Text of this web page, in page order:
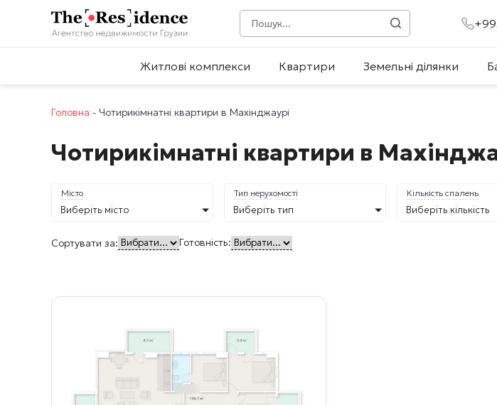
Житлові комплекси Квартири Земельні ділянки
Головна - Чотирикімнатні квартири в Махінджаурі
Чотирикімнатні квартири в
Місто
Виберіть місто
Тип нерухомості
Виберіть тип
Кількість спалень
Виберіть кількість
Сортувати за: Готовність: